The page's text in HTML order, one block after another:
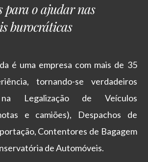
para o ajudar nas
burocráticas
é uma empresa com mais de 35
tornando-se verdadeiros
na Legalização de Veículos
e camiões), Despachos de
Contentores de Bagagem
de Automóveis.